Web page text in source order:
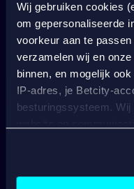
Wij gebruiken cookies
om gepersonaliseerde
voorkeur aan te
verzamelen wij en onze
binnen, en mogelijk
IP-adres, je Betcity-
besturingssysteem.
Wedden op sport
Wedden op voetbal
Wedden op
Wedden op